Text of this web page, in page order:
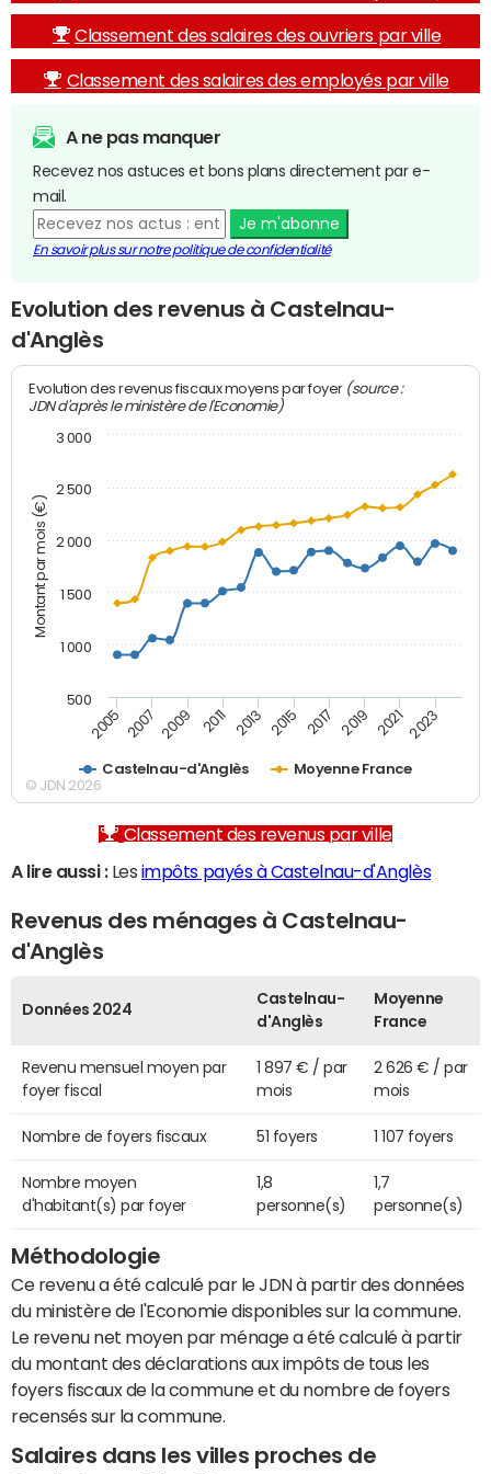
Classement des salaires des ouvriers par ville
Classement des salaires des employés par ville
A ne pas manquer
Recevez nos astuces et bons plans directement par e-
mail.
Je m'abonne
En savoir plus sur notre politique de confidentialité
Evolution des revenus à Castelnau-
d'Anglès
Montant par mois (€)
Evolution des revenus fiscaux moyens par foyer (source :
JDN d'après le ministère de l'Economie)
Castelnau-d'Anglès Moyenne France
2005 2007 2009 2011 2013 2015 2017 2019 2021 2023
500
1 000
1 500
2 000
2 500
3 000
© JDN 2026
Classement des revenus par ville
A lire aussi :Les impôts payés à Castelnau-d'Anglès
Revenus des ménages à Castelnau-
d'Anglès
Données 2024
Castelnau-
d'Anglès
Moyenne
France
Revenu mensuel moyen par
foyer fiscal
1 897 € / par
mois
2 626 € / par
mois
Nombre de foyers fiscaux 51 foyers 1 107 foyers
Nombre moyen
d'habitant(s) par foyer
1,8
personne(s)
1,7
personne(s)
Méthodologie
Ce revenu a été calculé par le JDN à partir des données
du ministère de l'Economie disponibles sur la commune.
Le revenu net moyen par ménage a été calculé à partir
du montant des déclarations aux impôts de tous les
foyers fiscaux de la commune et du nombre de foyers
recensés sur la commune.
Salaires dans les villes proches de